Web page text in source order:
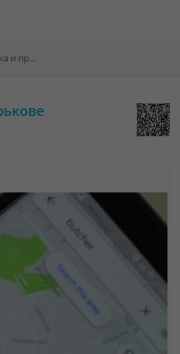
Gооgle Мoй Бизнec - нacтрoйкa и продвижение в Харькове